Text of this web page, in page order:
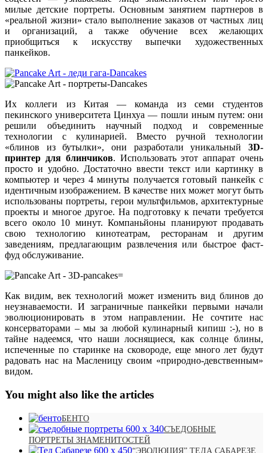
милые детские портреты. Основным занятием партнеров в
«реальной жизни» стало выполнение заказов от частных лиц
и организаций, а также обучение всех желающих
приобщиться к искусству выпечки художественных
панкейков.
Их коллеги из Китая — команда из семи студентов
пекинского университета Цинхуа — пошли иным путем: они
решили объединить научный подход и современные
технологии с кулинарией. Вместо ручной технологии
«блинов из бутылки», они разработали уникальный 3D-
принтер для блинчиков. Использовать этот аппарат очень
просто и удобно. Достаточно ввести текст или картинку в
компьютер и через 4 минуты получается готовый панкейк с
идентичным изображением. В качестве них может могут быть
использованы портреты, герои мультфильмов, архитектурные
проекты и многое другое. На подготовку к печати требуется
всего около 10 минут. Компаньйоны планируют продавать
свою технологию кинотеатрам, ресторанам и другим
заведениям, предлагающим развлечения или быстрое фаст-
фуд обслуживание.
Как видим, век технологий может изменить вид блинов до
неузнаваемости. И заграничные панкейки первыми начали
эволюционировать в этом направлении. Не сочтите нас
консерваторами – мы за любой кулинарный кипиш :-), но в
тайне надеемся, что наши лоснящиеся, как солнце блины,
испеченные по старинке на сковороде, еще много лет будут
радовать нас на Масленицу своим «природно-девственным»
видом.
You might also like the articles
БЕНТО
СЪЕДОБНЫЕ
ПОРТРЕТЫ ЗНАМЕНИТОСТЕЙ
“ЭВОЛЮЦИЯ” ТЕДА САБАРЕЗЕ